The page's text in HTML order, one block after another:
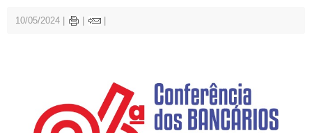
10/05/2024